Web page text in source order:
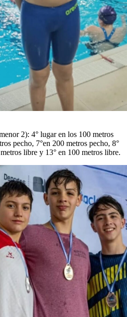
2): 4° lugar en los 100 metros
pecho, 7°en 200 metros pecho, 8°
libre y 13° en 100 metros libre.